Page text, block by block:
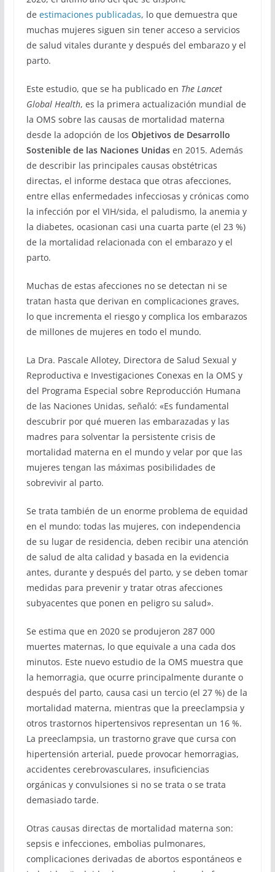
de estimaciones publicadas, lo que demuestra que
muchas mujeres siguen sin tener acceso a servicios
de salud vitales durante y después del embarazo y el
parto.
Este estudio, que se ha publicado en The Lancet
Global Health, es la primera actualización mundial de
la OMS sobre las causas de mortalidad materna
desde la adopción de los Objetivos de Desarrollo
Sostenible de las Naciones Unidasen 2015. Además
de describir las principales causas obstétricas
directas, el informe destaca que otras afecciones,
entre ellas enfermedades infecciosas y crónicas como
la infección por el VIH/sida, el paludismo, la anemia y
la diabetes, ocasionan casi una cuarta parte (el 23 %)
de la mortalidad relacionada con el embarazo y el
parto.
Muchas de estas afecciones no se detectan ni se
tratan hasta que derivan en complicaciones graves,
lo que incrementa el riesgo y complica los embarazos
de millones de mujeres en todo el mundo.
La Dra. Pascale Allotey, Directora de Salud Sexual y
Reproductiva e Investigaciones Conexas en la OMS y
del Programa Especial sobre Reproducción Humana
de las Naciones Unidas, señaló: «Es fundamental
descubrir por qué mueren las embarazadas y las
madres para solventar la persistente crisis de
mortalidad materna en el mundo y velar por que las
mujeres tengan las máximas posibilidades de
sobrevivir al parto.
Se trata también de un enorme problema de equidad
en el mundo: todas las mujeres, con independencia
de su lugar de residencia, deben recibir una atención
de salud de alta calidad y basada en la evidencia
antes, durante y después del parto, y se deben tomar
medidas para prevenir y tratar otras afecciones
subyacentes que ponen en peligro su salud».
Se estima que en 2020 se produjeron 287 000
muertes maternas, lo que equivale a una cada dos
minutos. Este nuevo estudio de la OMS muestra que
la hemorragia, que ocurre principalmente durante o
después del parto, causa casi un tercio (el 27 %) de la
mortalidad materna, mientras que la preeclampsia y
otros trastornos hipertensivos representan un 16 %.
La preeclampsia, un trastorno grave que cursa con
hipertensión arterial, puede provocar hemorragias,
accidentes cerebrovasculares, insuficiencias
orgánicas y convulsiones si no se trata o se trata
demasiado tarde.
Otras causas directas de mortalidad materna son:
sepsis e infecciones, embolias pulmonares,
complicaciones derivadas de abortos espontáneos e